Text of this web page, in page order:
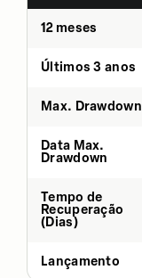
12 meses
Últimos 3 anos
Max. Drawdown
Data Max.
Drawdown
Tempo de
Recuperação
(Dias)
Lançamento